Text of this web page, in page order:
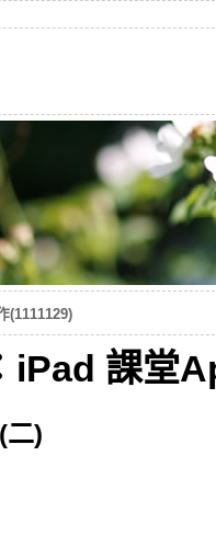
(1111129)
iPad 課堂
二)